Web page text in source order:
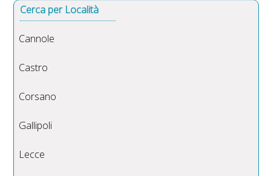
Cerca per Località
Cannole
Castro
Corsano
Gallipoli
Lecce